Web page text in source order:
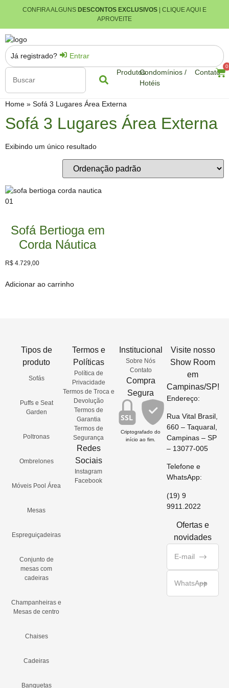
CONFIRA ALGUNS DESCONTOS EXCLUSIVOS | CLIQUE AQUI E
APROVEITE
ProdutosCondomínios /
Hotéis
Contato
0
Já registrado? Entrar
Home » Sofá 3 Lugares Área Externa
Sofá 3 Lugares Área Externa
Exibindo um único resultado
Sofá Bertioga em
Corda Náutica
R$ 4.729,00
Adicionar ao carrinho
Tipos de
produto
Sofás
Puffs e Seat
Garden
Poltronas
Ombrelones
Móveis Pool Área
Mesas
Espreguiçadeiras
Conjunto de
mesas com
cadeiras
Champanheiras e
Mesas de centro
Chaises
Cadeiras
Banquetas
Termos e
Políticas
Política de
Privacidade
Termos de Troca e
Devolução
Termos de
Garantia
Termos de
Segurança
Redes
Sociais
Instagram
Facebook
Institucional
Sobre Nós
Contato
Compra
Segura
SSL
Criptografado do
início ao fim.
Visite nosso
Show Room
em
Campinas/SP!
Endereço:
Rua Vital Brasil,
660 – Taquaral,
Campinas – SP
– 13077-005
Telefone e
WhatsApp:
(19) 9
9911.2022
Ofertas e
novidades